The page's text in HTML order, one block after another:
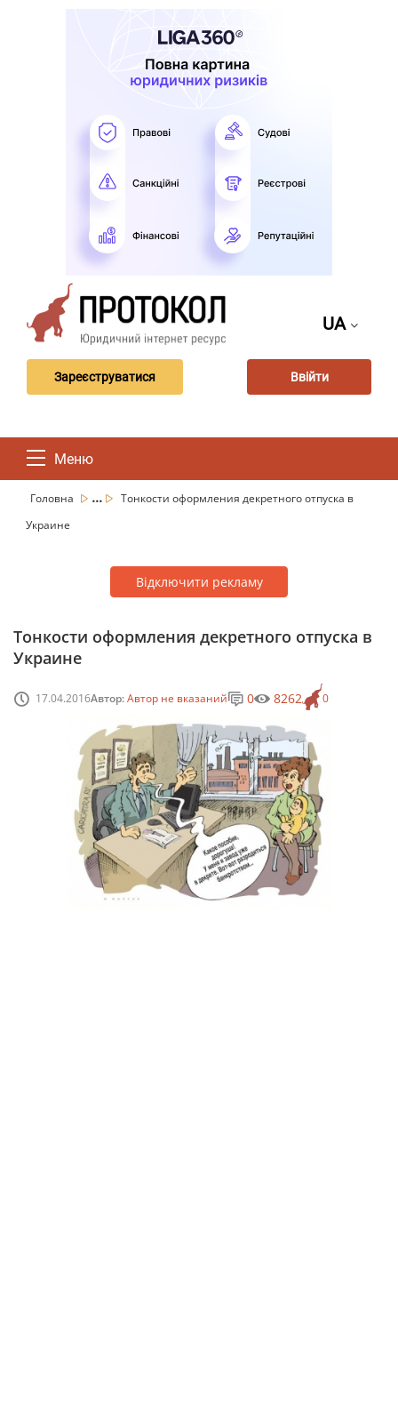
UA
Зареєструватися Ввійти
Меню
Головна ...
Тонкости оформления декретного отпуска в
Украине
Відключити рекламу
Тонкости оформления декретного отпуска в
Украине
17.04.2016Автор:Автор не вказаний 0
0 8262